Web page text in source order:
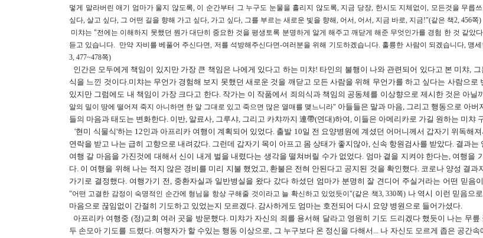
멓게 말라버린 애기 엄마가 울지 않도록, 이 순간부터 그 누구도 눈물을 흘리지 않도록, 지금 당장, 한시도 지체없이, 모든것을 무릅
싶다, 살고 싶다, 그 어떤 길을 향해 가고 싶다, 가고 싶다, 그를 부르는 새로운 빛을 향해, 어서, 어서, 지금 바로, 지금!"(같은 책2, 456쪽)
미챠는 "전에는 이해하지 못했던 뭔가 대단히 중요한 것을 평생토록 분명하게 알게 해주고 깨닫게 해준 무엇인가를 경험 한 것 같았
듣고 있습니다. 만약 자비를 베풀어 주신다면, 저를 석방해주신다면-여러분을 위해 기도하겠습니다. 훌륭한 사람이 되겠습니다, 맹
3, 477~478쪽)
인간은 모두에게 책임이 있지만 가장 큰 책임은 나에게 있다고 하는 미챠! 타인의 불행이 나와 관련되어 있다고 본 미챠,
식을 느낀 것이다.미챠는 무언가 경험해 보지 못했던 새로운 것을 깨닫고 모든 사람을 위해 무언가를 하고 싶다는 사람으로
있지만 그럼에도 내 책임이 가장 크다고 한다. 작가는 이 작품에서 죄의식과 책임의 공동체를 이상향으로 제시한 것은 아닐
알의 밀이 땅에 떨어져 죽지 아니하면 한 알 그대로 있고 죽으면 많은 열매를 맺느니라" 아들들은 말과 마음, 그리고 행동으로 아
들의 마음과 태도는 변화한다. 이반, 알료사, 그루샤, 그리고 카챠까지 連帶(연대)하여, 이들은 아메리카로 가길 원하는 미챠
'현미 식물식'하는 12인과 아프리카 여행이 계획되어 있었다. 출발 10일 전 요양병원에 계셨던 어머니께서 갑자기 위독해
연락을 받고 나는 급히 고향으로 내려갔다. 그런데 갑자기 목이 아프고 몸 상태가 좋지않아, 신속 항원검사를 받았다. 결과
여행 갈 마음을 가진것에 대해서 신이 내게 벌을 내렸다는 생각을 떨쳐버릴 수가 없었다. 엄마 곁을 지켜야 한다는, 여행을
다. 이 여행을 위해 나는 적지 않은 경비를 미리 지불 했었고, 환불은 전혀 안된다고 공지된 것을 확인했다. 코로나 양성 결과
가기로 결정했다. 여행가기 전, 중환자실과 일반병실을 왔다 갔다 하셨던 엄마가 분명히 잘 견디어 주실거라는 어떤 믿음
"어떤 고결한 감정이 숙명적인 순간에 형님을 항상 구해줄 것이라고 늘 확신하고 있었듯이"(같은 책3, 330쪽) 나 역시 이런 믿음으
마음으로 끊임없이 간절히 기도하고 있었는지 모르겠다. 감사하게도 엄마는 호전되어 다시 요양 병원으로 들어가셨다.
아프리카 여행중 (정)교회 여러 곳을 방문했다. 미챠가 자신의 죄를 용서해 달라고 영원히 기도 드리겠다 했듯이 나는 무
두 손모아 기도를 드렸다. 여행자가 할 수있는 행동 이상으로, 그 누구보다 온 정신을 다해서... 나 자신도 모르게 좁은 공간